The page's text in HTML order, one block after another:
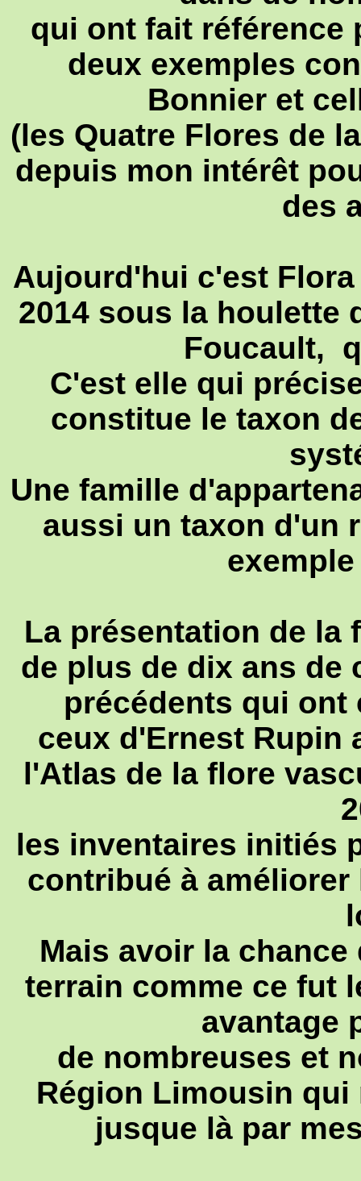
qui ont fait référence
deux exemples
Bonnier et
(les Quatre Flores de
depuis mon intérêt
des
Aujourd'hui c'est
2014 sous la houlette
Foucault,
C'est elle qui
constitue le taxon
Une famille
aussi un taxon d'un
La présentation de la
de plus de dix ans de
précédents qui ont
ceux d'Ernest Rupin
l'Atlas de la flore
les inventaires initiés
contribué à
Mais avoir la
terrain comme ce fut
avantage
de nombreuses et
Région Limousin qui
jusque là par